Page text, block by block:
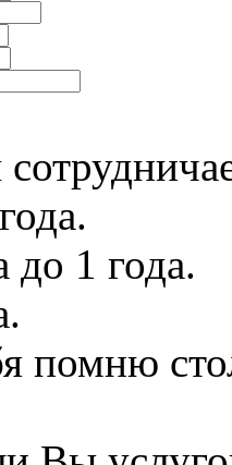
до 1 года.
помню